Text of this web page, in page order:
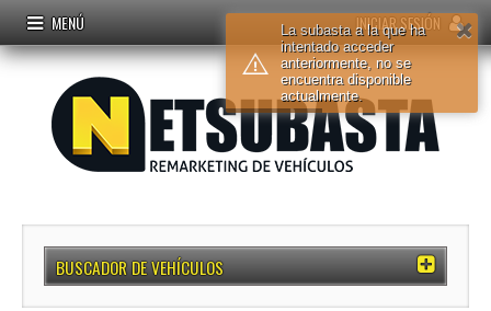
MENÚ INICIAR SESIÓN
BUSCADOR DE VEHÍCULOS
La subasta a la que ha
intentado acceder
anteriormente, no se
encuentra disponible
actualmente.